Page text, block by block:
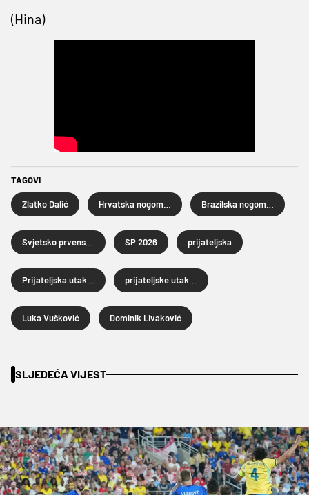
(Hina)
TAGOVI
Zlatko Dalić
SP 2026 prijateljska
Luka Vušković Dominik Livaković
SLJEDEĆA VIJEST